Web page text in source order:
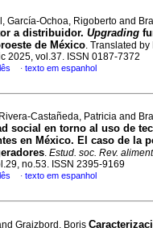
García-Ochoa, Rigoberto and
a distribuidor. Upgrading
de México. Translated by
2025, vol.37. ISSN 0187-7372
· texto em espanhol
Castañeda, Patricia and
social en torno al uso de
en México. El caso de la
. Estud. soc. Rev.
no.53. ISSN 2395-9169
· texto em espanhol
Graizbord, Boris